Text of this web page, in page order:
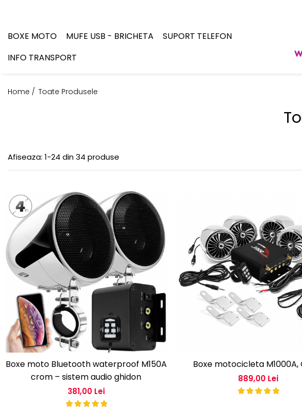
BOXE MOTO MUFE USB - BRICHETA
SUPORT TELEFON
INFO TRANSPORT
Home / Toate Produsele
Afiseaza: 1-24 din34 produse
Boxe moto Bluetooth waterproof M150A
crom – sistem audio ghidon
381,00 Lei
Boxe motocicleta M1000A,
889,00 Lei